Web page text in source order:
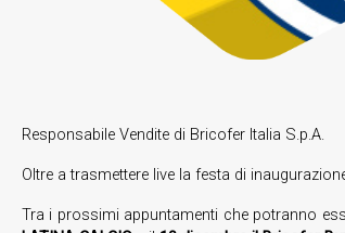
Responsabile Vendite di Bricofer Italia S.p.A.
Oltre a trasmettere live la festa di
Tra i prossimi appuntamenti che potranno